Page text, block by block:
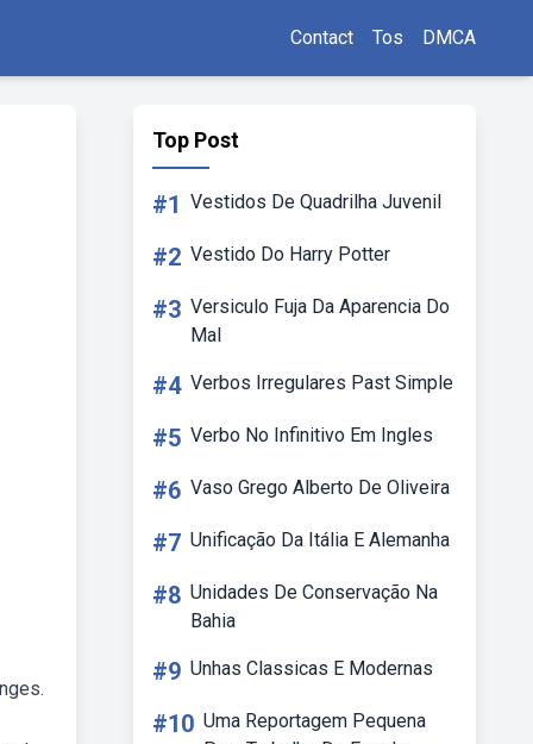
Contact Tos DMCA
Top Post
#1 Vestidos De Quadrilha Juvenil
#2 Vestido Do Harry Potter
#3 Versiculo Fuja Da Aparencia Do
Mal
#4 Verbos Irregulares Past Simple
#5 Verbo No Infinitivo Em Ingles
#6 Vaso Grego Alberto De Oliveira
#7 Unificação Da Itália E Alemanha
#8 Unidades De Conservação Na
Bahia
#9 Unhas Classicas E Modernas
#10 Uma Reportagem Pequena